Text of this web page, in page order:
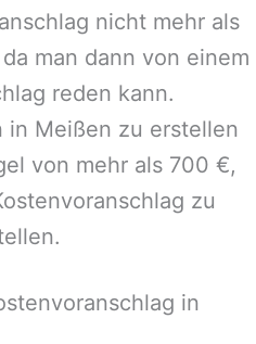
nicht mehr als
man dann von einem
reden kann.
in Meißen zu erstellen
von mehr als 700 €,
zu
in